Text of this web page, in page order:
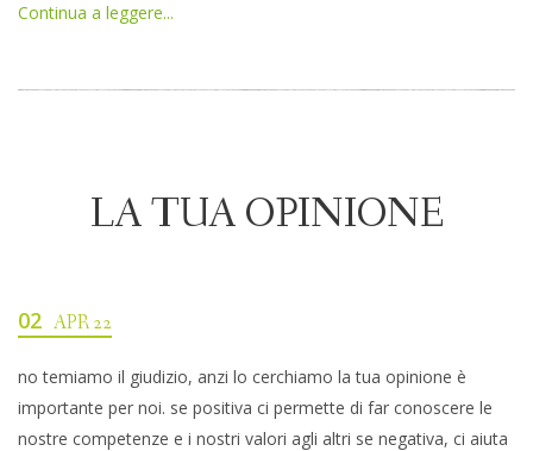
Continua a leggere...
LA TUA OPINIONE
02 APR 22
no temiamo il giudizio, anzi lo cerchiamo la tua opinione è
importante per noi. se positiva ci permette di far conoscere le
nostre competenze e i nostri valori agli altri se negativa, ci aiuta